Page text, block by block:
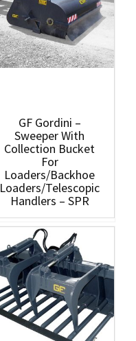
GF Gordini –
Sweeper With
Collection Bucket
For
Loaders/backhoe
Loaders/telescopic
Handlers – SPR